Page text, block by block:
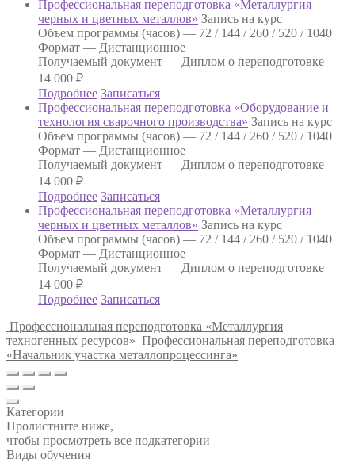
Профессиональная переподготовка «Металлургия
черных и цветных металлов» Запись на курс
Объем программы (часов) — 72 / 144 / 260 / 520 / 1040
Формат — Дистанционное
Получаемый документ — Диплом о переподготовке
14 000 ₽
Подробнее Записаться
Профессиональная переподготовка «Оборудование и
технология сварочного производства» Запись на курс
Объем программы (часов) — 72 / 144 / 260 / 520 / 1040
Формат — Дистанционное
Получаемый документ — Диплом о переподготовке
14 000 ₽
Подробнее Записаться
Профессиональная переподготовка «Металлургия
черных и цветных металлов» Запись на курс
Объем программы (часов) — 72 / 144 / 260 / 520 / 1040
Формат — Дистанционное
Получаемый документ — Диплом о переподготовке
14 000 ₽
Подробнее Записаться
Профессиональная переподготовка «Металлургия
техногенных ресурсов» Профессиональная переподготовка
«Начальник участка металлопроцессинга»
Категории
Пролистните ниже,
чтобы просмотреть все подкатегории
Виды обучения